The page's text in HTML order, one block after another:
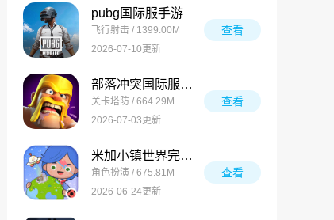
pubg国际服手游
飞行射击 / 1399.00M
2026-07-10更新
查看
部落冲突国际服最新版
关卡塔防 / 664.29M
2026-07-03更新
查看
米加小镇世界完整版
角色扮演 / 675.81M
2026-06-24更新
查看